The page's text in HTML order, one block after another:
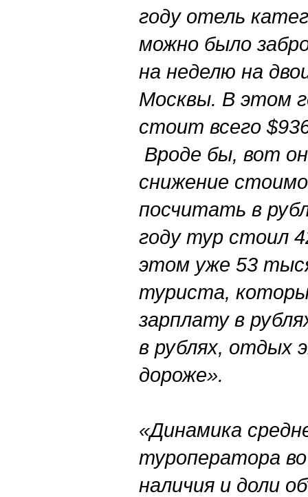
году отель
можно было
на неделю на
Москвы. В этом
стоит всего
Вроде бы, вот
снижение
посчитать в
году тур стоил
этом уже 53
туриста,
зарплату в
в рублях,
дороже».
«Динамика
туроператора
наличия и доли